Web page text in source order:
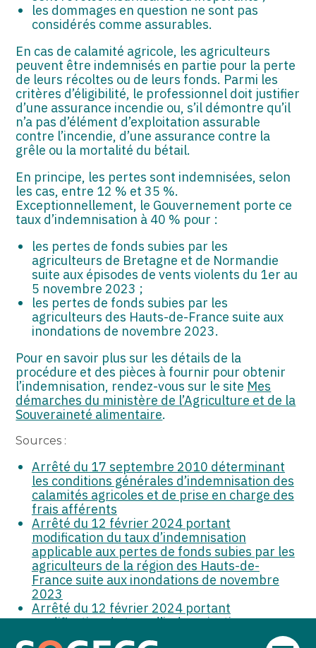
les dommages en question ne sont pas
considérés comme assurables.
En cas de calamité agricole, les agriculteurs
peuvent être indemnisés en partie pour la perte
de leurs récoltes ou de leurs fonds. Parmi les
critères d’éligibilité, le professionnel doit justifier
d’une assurance incendie ou, s’il démontre qu’il
n’a pas d’élément d’exploitation assurable
contre l’incendie, d’une assurance contre la
grêle ou la mortalité du bétail.
En principe, les pertes sont indemnisées, selon
les cas, entre 12 % et 35 %.
Exceptionnellement, le Gouvernement porte ce
taux d’indemnisation à 40 % pour :
les pertes de fonds subies par les
agriculteurs de Bretagne et de Normandie
suite aux épisodes de vents violents du 1er au
5 novembre 2023 ;
les pertes de fonds subies par les
agriculteurs des Hauts-de-France suite aux
inondations de novembre 2023.
Pour en savoir plus sur les détails de la
procédure et des pièces à fournir pour obtenir
l’indemnisation, rendez-vous sur le site Mes
démarches du ministère de l’Agriculture et de la
Souveraineté alimentaire.
Sources :
Arrêté du 17 septembre 2010 déterminant
les conditions générales d’indemnisation des
calamités agricoles et de prise en charge des
frais afférents
Arrêté du 12 février 2024 portant
modification du taux d’indemnisation
applicable aux pertes de fonds subies par les
agriculteurs de la région des Hauts-de-
France suite aux inondations de novembre
2023
Arrêté du 12 février 2024 portant
modification du taux d’indemnisation
applicable aux pertes de fonds subies par les